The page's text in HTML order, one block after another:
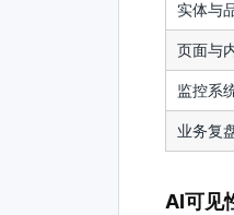
实体与
页面与
监控系
业务复
AI可见